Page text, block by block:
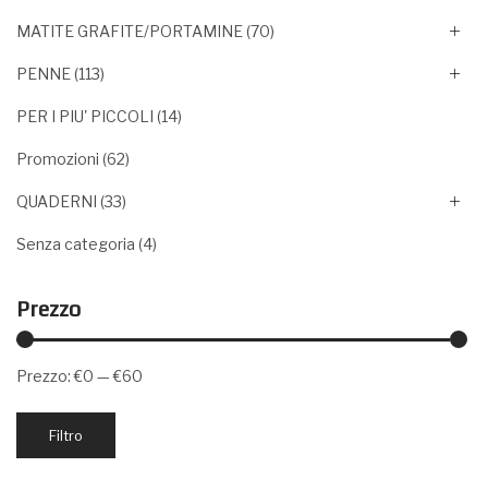
MATITE GRAFITE/PORTAMINE(70)
PENNE(113)
PER I PIU' PICCOLI (14)
Promozioni (62)
QUADERNI (33)
Senza categoria (4)
Prezzo
Filtro
Prezzo:€0 —€60